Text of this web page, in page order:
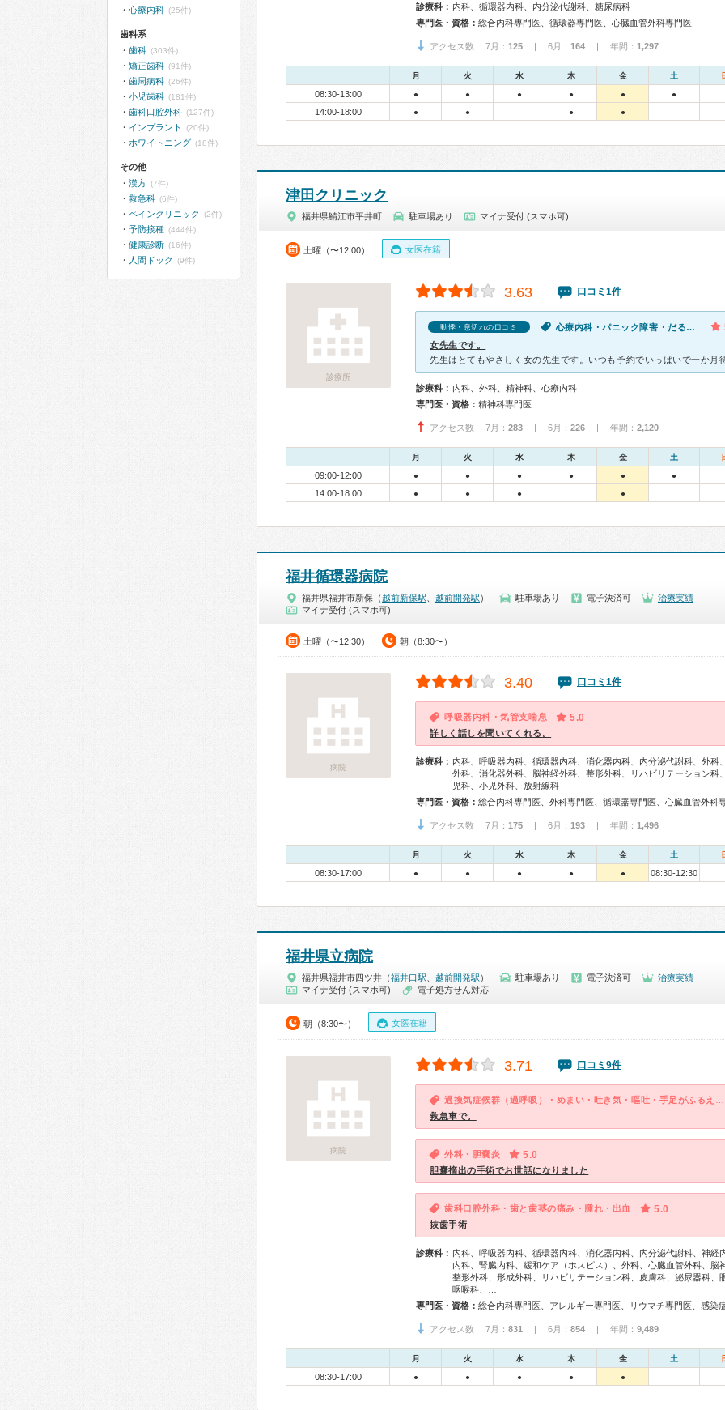
診療科： 内科、循環器内科、内分泌代謝科、糖尿病科
専門医・資格： 総合内科専門医、循環器専門医、心臓血管外科専門医
アクセス数 7月： 125 | 6月： 164 | 年間： 1,297
月 火 水 木 金 土
08:30-13:00 ● ● ● ● ● ●
14:00-18:00 ● ● ● ●
津田クリニック
福井県鯖江市平井町 駐車場あり マイナ受付 (スマホ可)
土曜（〜12:00） 女医在籍
診療所
3.63 口コミ1件
動悸・息切れの口コミ 心療内科・パニック障害・だるい・動悸・息切れ・吐き気・嘔吐・体調不良・気が滅入る・不安
女先生です。
診療科： 内科、外科、精神科、心療内科
専門医・資格： 精神科専門医
アクセス数 7月： 283 | 6月： 226 | 年間： 2,120
月 火 水 木 金 土
09:00-12:00 ● ● ● ● ● ●
14:00-18:00 ● ● ● ●
福井循環器病院
福井県福井市新保（越前新保駅 越前開発駅 ） 駐車場あり 電子決済可
治療実績
マイナ受付 (スマホ可)
土曜（〜12:30） 朝（8:30〜）
病院
3.40 口コミ1件
呼吸器内科・気管支喘息 5.0
詳しく話しを聞いてくれる。
診療科： 内科、呼吸器内科、循環器内科、消化器内科、内分泌代謝科、外科
外科、消化器外科、脳神経外科、整形外科、リハビリテーション科
児科、小児外科、放射線科
専門医・資格：
アクセス数 7月： 175 | 6月： 193 | 年間： 1,496
月 火 水 木 金 土
08:30-17:00 ● ● ● ● ● 08:30-12:30
福井県立病院
福井県福井市四ツ井（福井口駅 越前開発駅 ） 駐車場あり 電子決済可
治療実績
マイナ受付 (スマホ可)
電子処方せん対応
朝（8:30〜） 女医在籍
病院
3.71 口コミ9件
救急車で。
外科・胆嚢炎 5.0
胆嚢摘出の手術でお世話になりました
歯科口腔外科・歯と歯茎の痛み・腫れ・出血 5.0
抜歯手術
診療科： 内科、呼吸器内科、循環器内科、消化器内科、内分泌代謝科、神経
内科、腎臓内科、緩和ケア（ホスピス）、外科、心臓血管外科、脳
整形外科、形成外科、リハビリテーション科、皮膚科、泌尿器科、
咽喉科、…
専門医・資格：
アクセス数 7月： 831 | 6月： 854 | 年間： 9,489
月 火 水 木 金 土
08:30-17:00 ● ● ● ● ●
心療内科 (25件)
歯科系
歯科 (303件)
矯正歯科 (91件)
歯周病科 (26件)
小児歯科 (181件)
歯科口腔外科 (127件)
インプラント (20件)
ホワイトニング (18件)
その他
漢方 (7件)
救急科 (6件)
ペインクリニック (2件)
予防接種 (444件)
健康診断 (16件)
人間ドック (9件)